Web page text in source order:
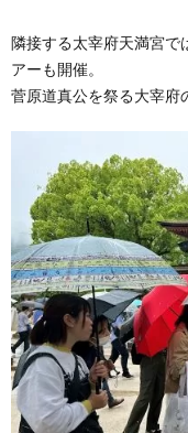
隣接する太宰府天満宮で
アーも開催。
菅原道真公を祭る大宰府